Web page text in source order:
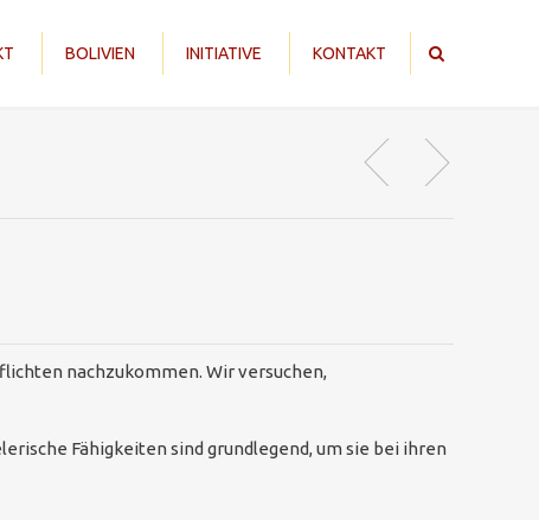
BOLIVIEN INITIATIVE KONTAKT
nachzukommen. Wir versuchen,
Fähigkeiten sind grundlegend, um sie bei ihren